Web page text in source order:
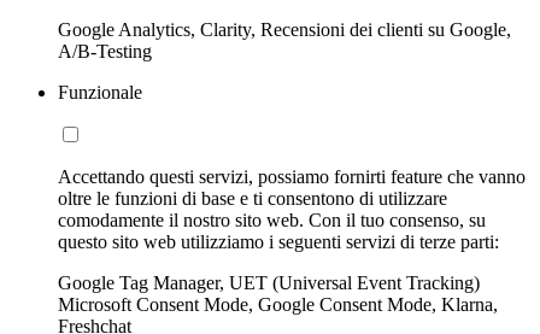
Google Analytics, Clarity, Recensioni dei clienti su Google,
A/B-Testing
Funzionale
Accettando questi servizi, possiamo fornirti feature che vanno
oltre le funzioni di base e ti consentono di utilizzare
comodamente il nostro sito web. Con il tuo consenso, su
questo sito web utilizziamo i seguenti servizi di terze parti:
Google Tag Manager, UET (Universal Event Tracking)
Microsoft Consent Mode, Google Consent Mode, Klarna,
Freshchat